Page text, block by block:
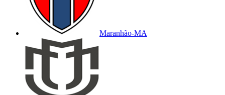
Maranhão-MA